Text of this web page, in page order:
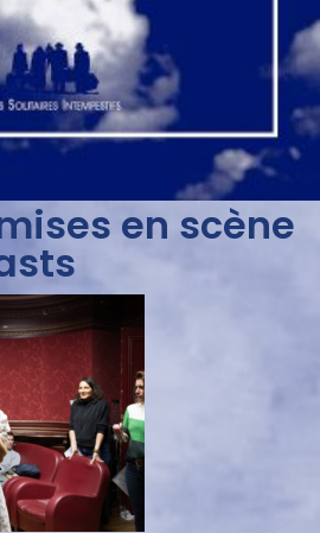
en scène